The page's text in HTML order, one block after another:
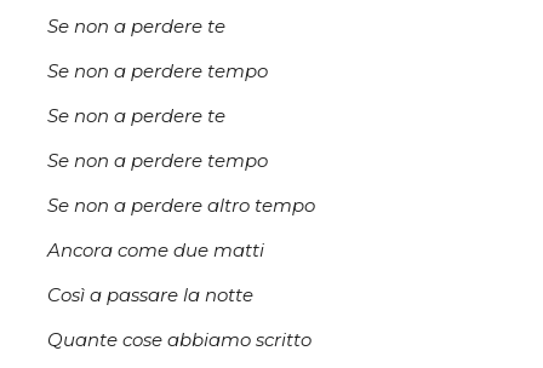
Se non a perdere te
Se non a perdere tempo
Se non a perdere te
Se non a perdere tempo
Se non a perdere altro tempo
Ancora come due matti
Così a passare la notte
Quante cose abbiamo scritto